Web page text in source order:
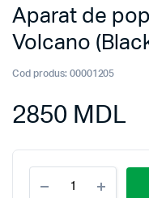
Aparat de
Volcano
Cod produs: 00001205
2850 MDL